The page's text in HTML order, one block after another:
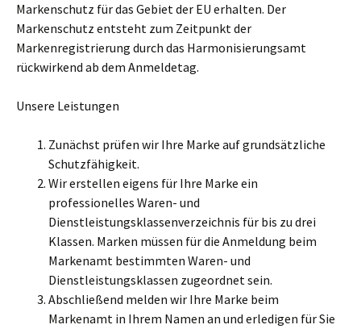
Markenschutz für das Gebiet der EU erhalten. Der
Markenschutz entsteht zum Zeitpunkt der
Markenregistrierung durch das Harmonisierungsamt
rückwirkend ab dem Anmeldetag.
Unsere Leistungen
Zunächst prüfen wir Ihre Marke auf grundsätzliche
Schutzfähigkeit.
Wir erstellen eigens für Ihre Marke ein
professionelles Waren- und
Dienstleistungsklassenverzeichnis für bis zu drei
Klassen. Marken müssen für die Anmeldung beim
Markenamt bestimmten Waren- und
Dienstleistungsklassen zugeordnet sein.
Abschließend melden wir Ihre Marke beim
Markenamt in Ihrem Namen an und erledigen für Sie